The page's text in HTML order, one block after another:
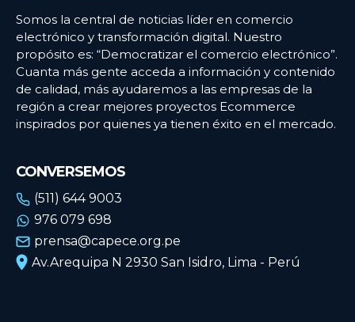
Somos la central de noticias líder en comercio
electrónico y transformación digital. Nuestro
propósito es: “Democratizar el comercio electrónico”.
Cuanta más gente acceda a información y contenido
de calidad, más ayudaremos a las empresas de la
región a crear mejores proyectos Ecommerce
inspirados por quienes ya tienen éxito en el mercado.
CONVERSEMOS
(511) 644 9003
976 079 698
prensa@capece.org.pe
Av.Arequipa N 2930 San Isidro, Lima - Perú